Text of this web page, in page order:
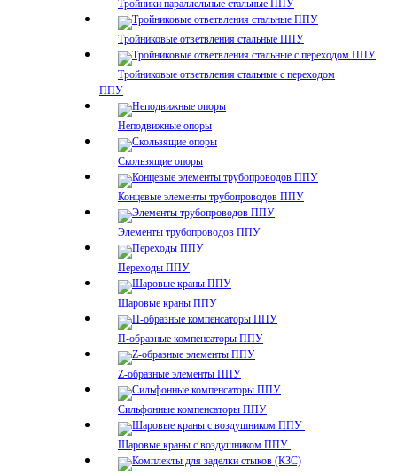
Тройники параллельные стальные ППУ
Тройниковые ответвления стальные ППУ
Тройниковые ответвления стальные с переходом
ППУ
Неподвижные опоры
Скользящие опоры
Концевые элементы трубопроводов ППУ
Элементы трубопроводов ППУ
Переходы ППУ
Шаровые краны ППУ
П-образные компенсаторы ППУ
Z-образные элементы ППУ
Сильфонные компенсаторы ППУ
Шаровые краны с воздушником ППУ